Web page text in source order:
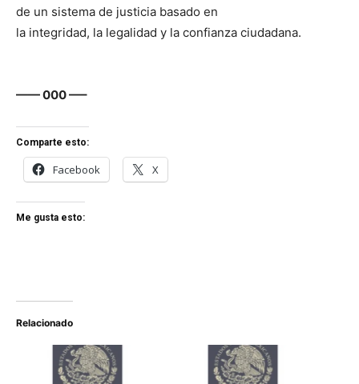
de un sistema de justicia basado en
la integridad, la legalidad y la confianza ciudadana.
—— 000 —–
Comparte esto:
Facebook X
Me gusta esto:
Relacionado